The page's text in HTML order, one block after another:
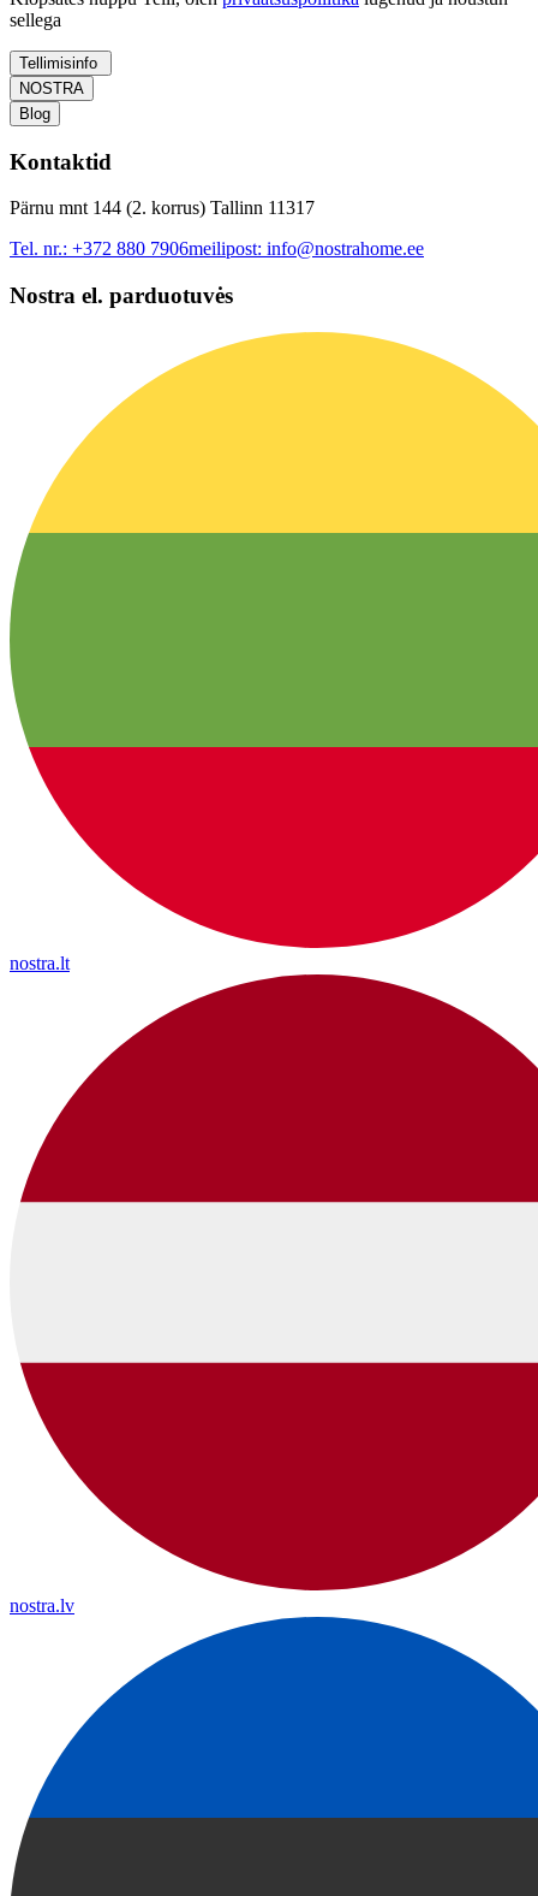
sellega
Tellimisinfo
NOSTRA
Blog
Kontaktid
Pärnu mnt 144 (2. korrus) Tallinn 11317
Tel. nr.: +372 880 7906meilipost: info@nostrahome.ee
Nostra el. parduotuvės
nostra.lt
nostra.lv